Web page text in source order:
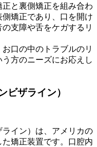
と裏側矯正を組み合わ
矯正であり、口を開け
支障や舌をケガするリ
口の中のトラブルのリ
方のニーズにお応えし
ビザライン）
イン）は、アメリカの
矯正装置です。口腔内